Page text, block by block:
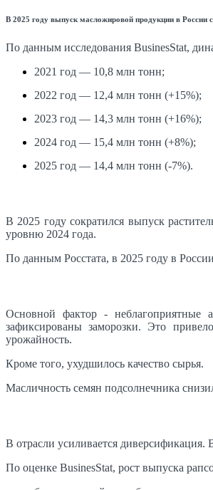
В 2025 году выпуск масложировой продукции в России
По данным исследования BusinesStat,
2021 год — 10,8 млн тонн;
2022 год — 12,4 млн тонн (+15%);
2023 год — 14,3 млн тонн (+16%);
2024 год — 15,4 млн тонн (+8%);
2025 год — 14,4 млн тонн (-7%).
В 2025 году сократился выпуск
уровню 2024 года.
По данным Росстата, в 2025 году в
Основной фактор - неблагоприятные
зафиксированы заморозки. Это
урожайность.
Кроме того, ухудшилось качество сырья.
Масличность семян подсолнечника
В отрасли усиливается диверсификация.
По оценке BusinesStat, рост выпуска